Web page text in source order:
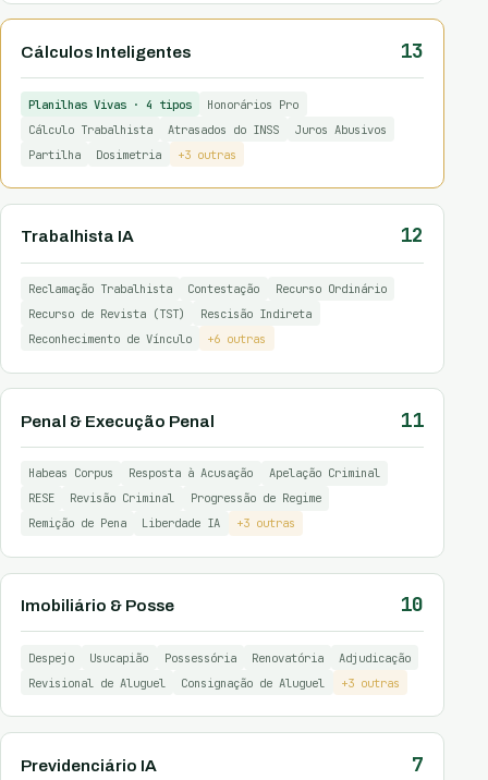
Cálculos Inteligentes 13
Planilhas Vivas · 4 tipos
Honorários Pro
Cálculo Trabalhista
Atrasados do INSS
Juros Abusivos
Partilha
Dosimetria +3 outras
Trabalhista IA 12
Reclamação Trabalhista Contestação
Recurso Ordinário
Recurso de Revista (TST)
Rescisão Indireta
Reconhecimento de Vínculo
+6 outras
Penal & Execução Penal 11
Habeas Corpus Resposta à Acusação
Apelação Criminal
RESE
Revisão Criminal
Progressão de Regime
Remição de Pena
Liberdade IA +3 outras
Imobiliário & Posse 10
Despejo Usucapião Possessória Renovatória
Adjudicação
Revisional de Aluguel
Consignação de Aluguel +3 outras
Previdenciário IA 7